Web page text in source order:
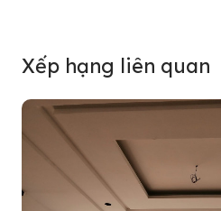
Xếp hạng liên quan